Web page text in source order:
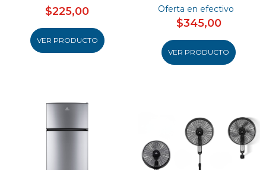
$225,00
VER PRODUCTO
Oferta en efectivo
$345,00
VER PRODUCTO